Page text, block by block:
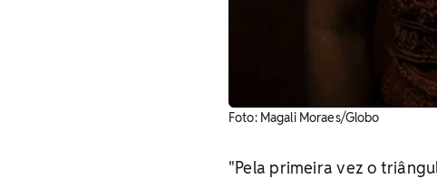
Foto: Magali Moraes/Globo
"Pela primeira vez o